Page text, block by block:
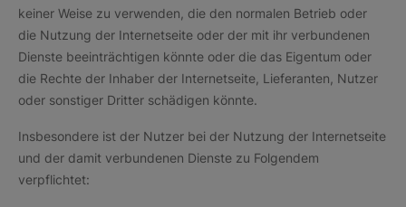
keiner Weise zu verwenden, die den normalen Betrieb oder
die Nutzung der Internetseite oder der mit ihr verbundenen
Dienste beeinträchtigen könnte oder die das Eigentum oder
die Rechte der Inhaber der Internetseite, Lieferanten, Nutzer
oder sonstiger Dritter schädigen könnte.
Insbesondere ist der Nutzer bei der Nutzung der Internetseite
und der damit verbundenen Dienste zu Folgendem
verpflichtet: